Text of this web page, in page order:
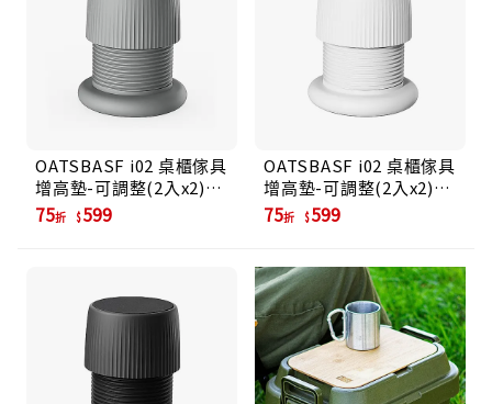
OATSBASF i02 桌櫃傢具
增高墊-可調整(2入x2)/
灰色
75折 599
OATSBASF i02 桌櫃傢具
增高墊-可調整(2入x2)/
白色
75折 599